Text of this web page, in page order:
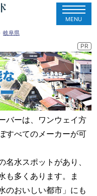
MENU
岐阜県
バーは、ワンウェイ方
すべてのメーカーが可
水スポットがあり、
も多くあります。ま
のおいしい都市」にも